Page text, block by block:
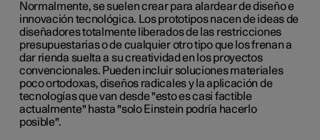
Normalmente, se suelen crear para alardear de diseño e
innovación tecnológica. Los prototipos nacen de ideas de
diseñadores totalmente liberados de las restricciones
presupuestarias o de cualquier otro tipo que los frenan a
dar rienda suelta a su creatividad en los proyectos
convencionales. Pueden incluir soluciones materiales
poco ortodoxas, diseños radicales y la aplicación de
tecnologías que van desde "esto es casi factible
actualmente" hasta "solo Einstein podría hacerlo
posible".